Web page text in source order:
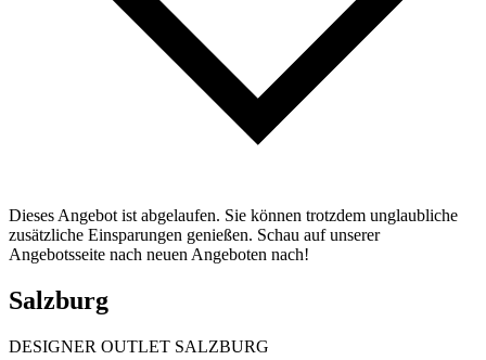
Dieses Angebot ist abgelaufen. Sie können trotzdem unglaubliche
zusätzliche Einsparungen genießen. Schau auf unserer
Angebotsseite nach neuen Angeboten nach!
Salzburg
DESIGNER OUTLET SALZBURG